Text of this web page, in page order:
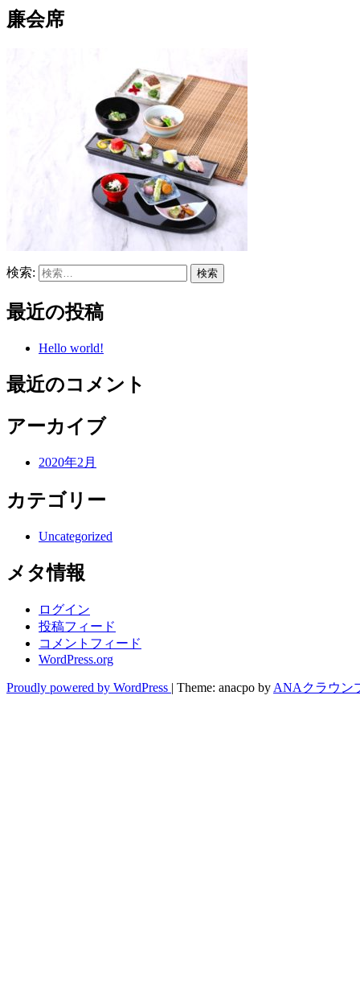
廉会席
検索:
最近の投稿
Hello world!
最近のコメント
アーカイブ
2020年2月
カテゴリー
Uncategorized
メタ情報
ログイン
投稿フィード
コメントフィード
WordPress.org
Proudly powered by WordPress | Theme: anacpo by ANAクラウン